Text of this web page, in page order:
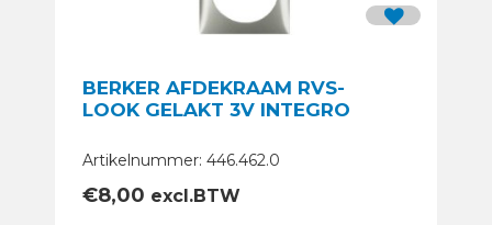
BERKER AFDEKRAAM RVS-
LOOK GELAKT 3V INTEGRO
Artikelnummer: 446.462.0
€8,00 excl.BTW